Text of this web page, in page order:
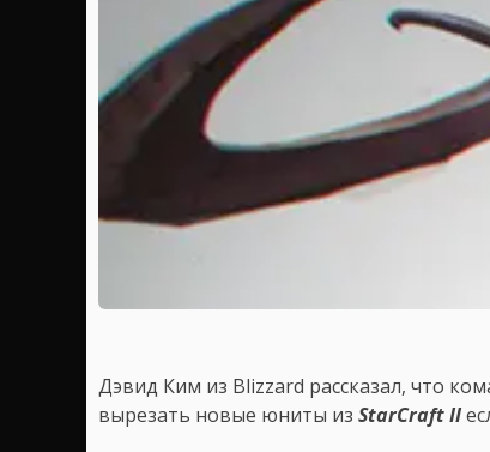
Дэвид Ким из Blizzard рассказал, что
вырезать новые юниты из StarCraft II